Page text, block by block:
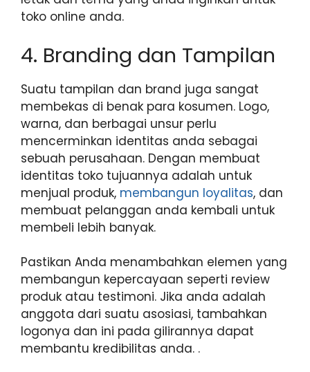
toko online anda.
4. Branding dan Tampilan
Suatu tampilan dan brand juga sangat
membekas di benak para kosumen. Logo,
warna, dan berbagai unsur perlu
mencerminkan identitas anda sebagai
sebuah perusahaan. Dengan membuat
identitas toko tujuannya adalah untuk
menjual produk, membangun loyalitas, dan
membuat pelanggan anda kembali untuk
membeli lebih banyak.
Pastikan Anda menambahkan elemen yang
membangun kepercayaan seperti review
produk atau testimoni. Jika anda adalah
anggota dari suatu asosiasi, tambahkan
logonya dan ini pada gilirannya dapat
membantu kredibilitas anda. .